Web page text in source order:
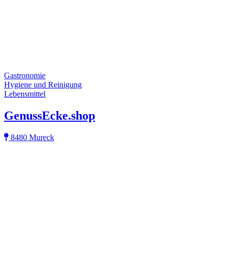
Gastronomie
Hygiene und Reinigung
Lebensmittel
GenussEcke.shop
8480 Mureck